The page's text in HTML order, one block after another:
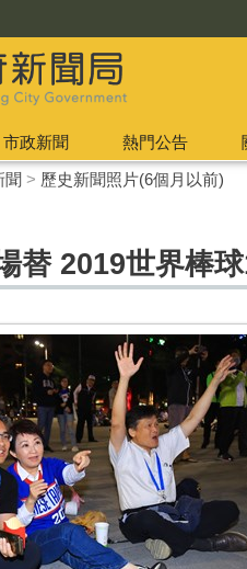
市政新聞 熱門公告
聞 > 歷史新聞照片(6個月以前)
替 2019世界棒